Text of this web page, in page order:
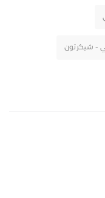
- شيكرتون